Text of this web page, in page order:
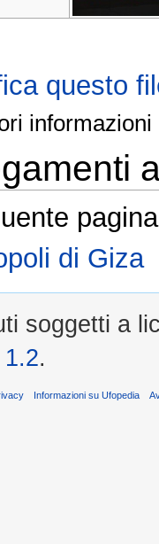
questo
di Giza
soggetti a
.
Informazioni su Ufopedia